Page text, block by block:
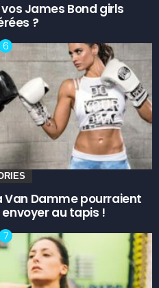
James Bond girls
?
Van Damme pourraient
au tapis !